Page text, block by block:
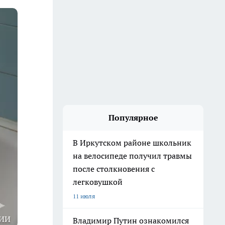
Популярное
В Иркутском районе школьник
на велосипеде получил травмы
после столкновения с
легковушкой
11 июля
Владимир Путин ознакомился